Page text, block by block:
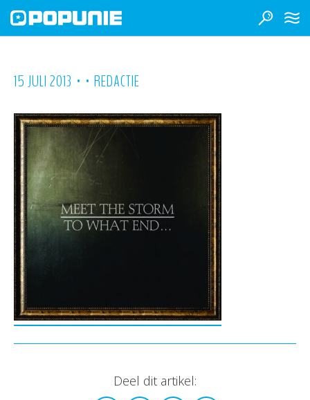
15 JULI 2013 • • REDACTIE
Deel dit artikel: